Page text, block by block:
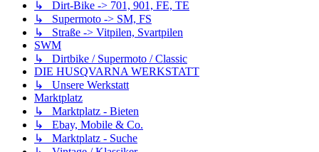
↳ Dirt-Bike -> 701, 901, FE, TE
↳ Supermoto -> SM, FS
↳ Straße -> Vitpilen, Svartpilen
SWM
↳ Dirtbike / Supermoto / Classic
DIE HUSQVARNA WERKSTATT
↳ Unsere Werkstatt
Marktplatz
↳ Marktplatz - Bieten
↳ Ebay, Mobile & Co.
↳ Marktplatz - Suche